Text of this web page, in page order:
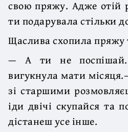
свою пряжу. Адже отій
ти подарувала стільки
Щаслива схопила пряжу
— А ти не
вигукнула мати
зі старшими
іди двічі скупайся та
дістанеш усе інше.